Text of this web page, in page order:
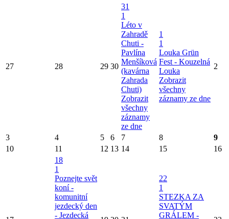
27 28 29 30
31
1
Léto v
Zahradě
Chuti -
Pavlína
Menšíková
(kavárna
Zahrada
Chuti)
Zobrazit
všechny
záznamy
ze dne
1
1
Louka Grün
Fest - Kouzelná
Louka
Zobrazit
všechny
záznamy ze dne
2
3 4 5 6 7 8
9
10
11 12 13 14 15 16
18
1
Poznejte svět
koní -
komunitní
jezdecký den
- Jezdecká
22
1
STEZKA ZA
SVATÝM
GRÁLEM -